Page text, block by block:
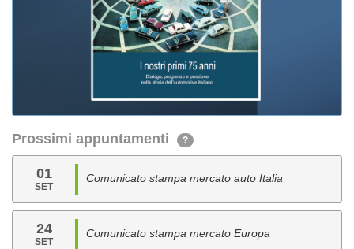
Prossimi appuntamenti ?
01
SET
Comunicato stampa mercato auto Italia
24
SET
Comunicato stampa mercato Europa